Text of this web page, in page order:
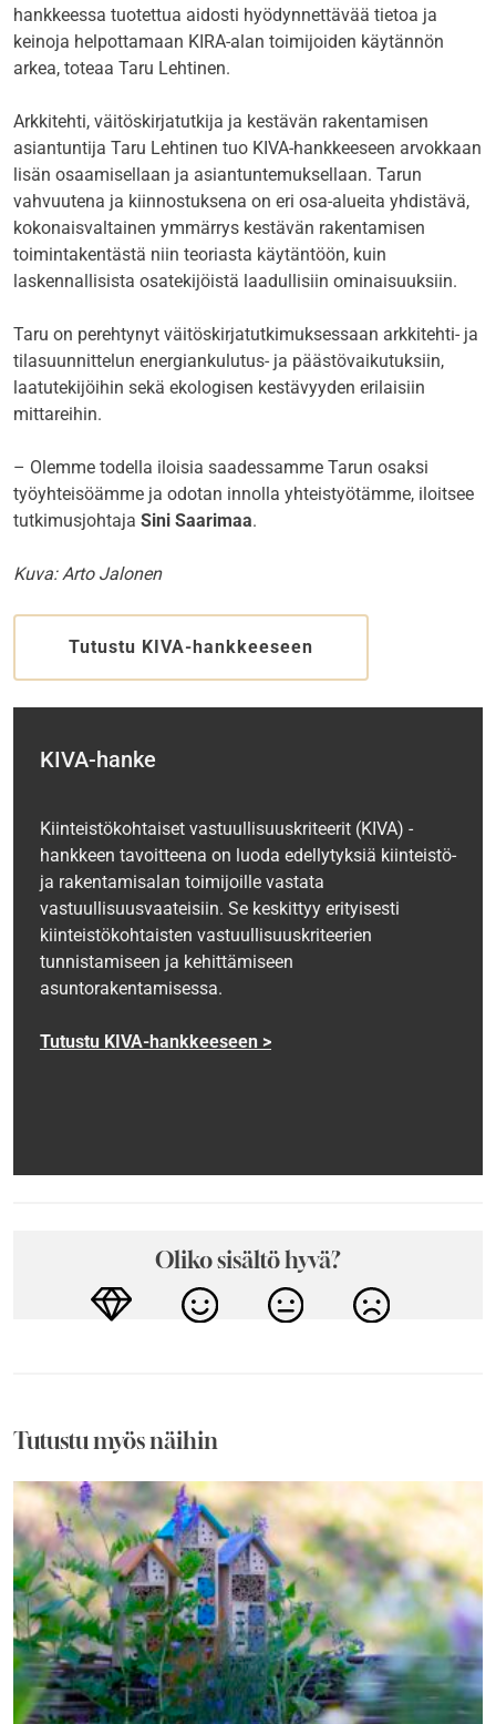
hankkeessa tuotettua aidosti hyödynnettävää tietoa ja
keinoja helpottamaan KIRA-alan toimijoiden käytännön
arkea, toteaa Taru Lehtinen.
Arkkitehti, väitöskirjatutkija ja kestävän rakentamisen
asiantuntija Taru Lehtinen tuo KIVA-hankkeeseen arvokkaan
lisän osaamisellaan ja asiantuntemuksellaan. Tarun
vahvuutena ja kiinnostuksena on eri osa-alueita yhdistävä,
kokonaisvaltainen ymmärrys kestävän rakentamisen
toimintakentästä niin teoriasta käytäntöön, kuin
laskennallisista osatekijöistä laadullisiin ominaisuuksiin.
Taru on perehtynyt väitöskirjatutkimuksessaan arkkitehti- ja
tilasuunnittelun energiankulutus- ja päästövaikutuksiin,
laatutekijöihin sekä ekologisen kestävyyden erilaisiin
mittareihin.
– Olemme todella iloisia saadessamme Tarun osaksi
työyhteisöämme ja odotan innolla yhteistyötämme, iloitsee
tutkimusjohtaja Sini Saarimaa.
Kuva: Arto Jalonen
Tutustu KIVA-hankkeeseen
KIVA-hanke
Kiinteistökohtaiset vastuullisuuskriteerit (KIVA) -
hankkeen tavoitteena on luoda edellytyksiä kiinteistö-
ja rakentamisalan toimijoille vastata
vastuullisuusvaateisiin. Se keskittyy erityisesti
kiinteistökohtaisten vastuullisuuskriteerien
tunnistamiseen ja kehittämiseen
asuntorakentamisessa.
Tutustu KIVA-hankkeeseen >
Oliko sisältö hyvä?
Tutustu myös näihin